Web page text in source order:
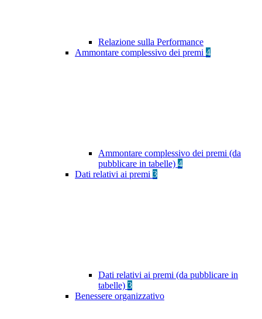
Relazione sulla Performance
Ammontare complessivo dei premi 4
Ammontare complessivo dei premi (da
pubblicare in tabelle) 4
Dati relativi ai premi 3
Dati relativi ai premi (da pubblicare in
tabelle) 3
Benessere organizzativo